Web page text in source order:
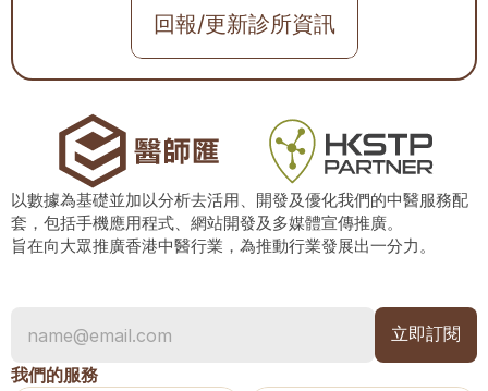
回報/更新診所資訊
以數據為基礎並加以分析去活用、開發及優化我們的中醫服務配
套，包括手機應用程式、網站開發及多媒體宣傳推廣。
旨在向大眾推廣香港中醫行業，為推動行業發展出一分力。
我們的服務